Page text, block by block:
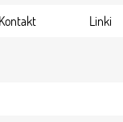
Kontakt Linki